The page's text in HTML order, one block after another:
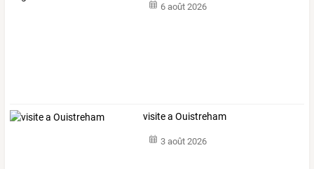
6 août 2026
visite a Ouistreham
3 août 2026